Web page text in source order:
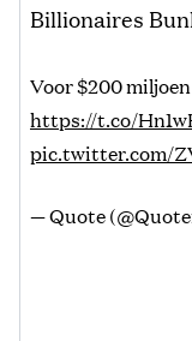
Billionaires
Voor $200
https://t.co/
pic.twitter.com/
— Quote